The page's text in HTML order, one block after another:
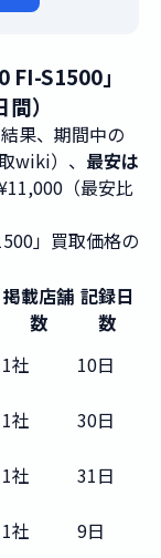
FI-S1500」
）
果、期間中の
wiki）、 最安は
（最安比
」買取価格の
掲載店舗
数
記録日
数
1社
10日
1社
30日
1社
31日
1社
9日